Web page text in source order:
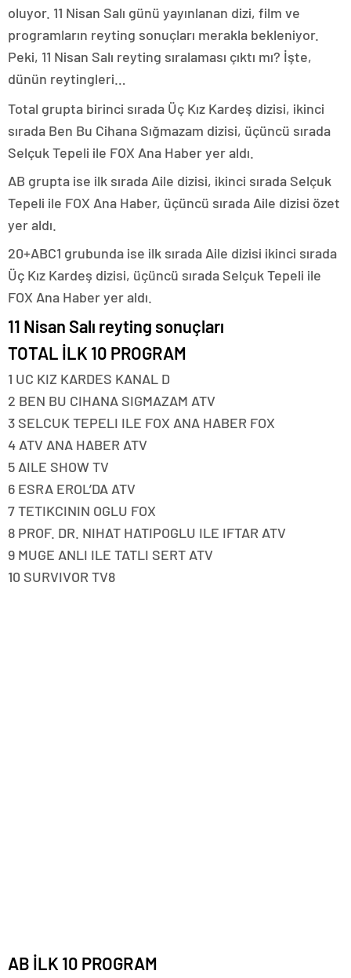
oluyor. 11 Nisan Salı günü yayınlanan dizi, film ve
programların reyting sonuçları merakla bekleniyor.
Peki, 11 Nisan Salı reyting sıralaması çıktı mı? İşte,
dünün reytingleri…
Total grupta birinci sırada Üç Kız Kardeş dizisi, ikinci
sırada Ben Bu Cihana Sığmazam dizisi, üçüncü sırada
Selçuk Tepeli ile FOX Ana Haber yer aldı.
AB grupta ise ilk sırada Aile dizisi, ikinci sırada Selçuk
Tepeli ile FOX Ana Haber, üçüncü sırada Aile dizisi özet
yer aldı.
20+ABC1 grubunda ise ilk sırada Aile dizisi ikinci sırada
Üç Kız Kardeş dizisi, üçüncü sırada Selçuk Tepeli ile
FOX Ana Haber yer aldı.
11 Nisan Salı reyting sonuçları
TOTAL İLK 10 PROGRAM
1 UC KIZ KARDES KANAL D
2 BEN BU CIHANA SIGMAZAM ATV
3 SELCUK TEPELI ILE FOX ANA HABER FOX
4 ATV ANA HABER ATV
5 AILE SHOW TV
6 ESRA EROL’DA ATV
7 TETIKCININ OGLU FOX
8 PROF. DR. NIHAT HATIPOGLU ILE IFTAR ATV
9 MUGE ANLI ILE TATLI SERT ATV
10 SURVIVOR TV8
AB İLK 10 PROGRAM